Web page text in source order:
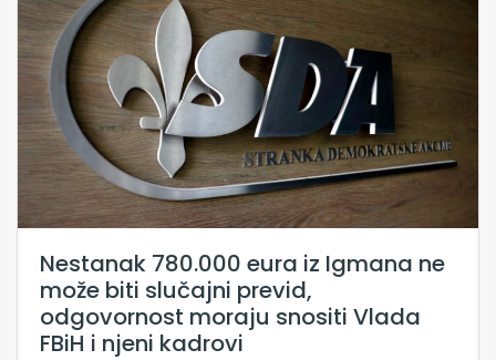
Nestanak 780.000 eura iz Igmana ne
može biti slučajni previd,
odgovornost moraju snositi Vlada
FBiH i njeni kadrovi